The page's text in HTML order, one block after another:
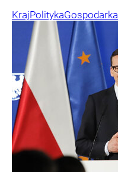
KrajPolitykaGospodarka